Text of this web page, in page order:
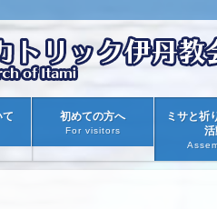
て 初めての方へ
For visitors
ミサと祈